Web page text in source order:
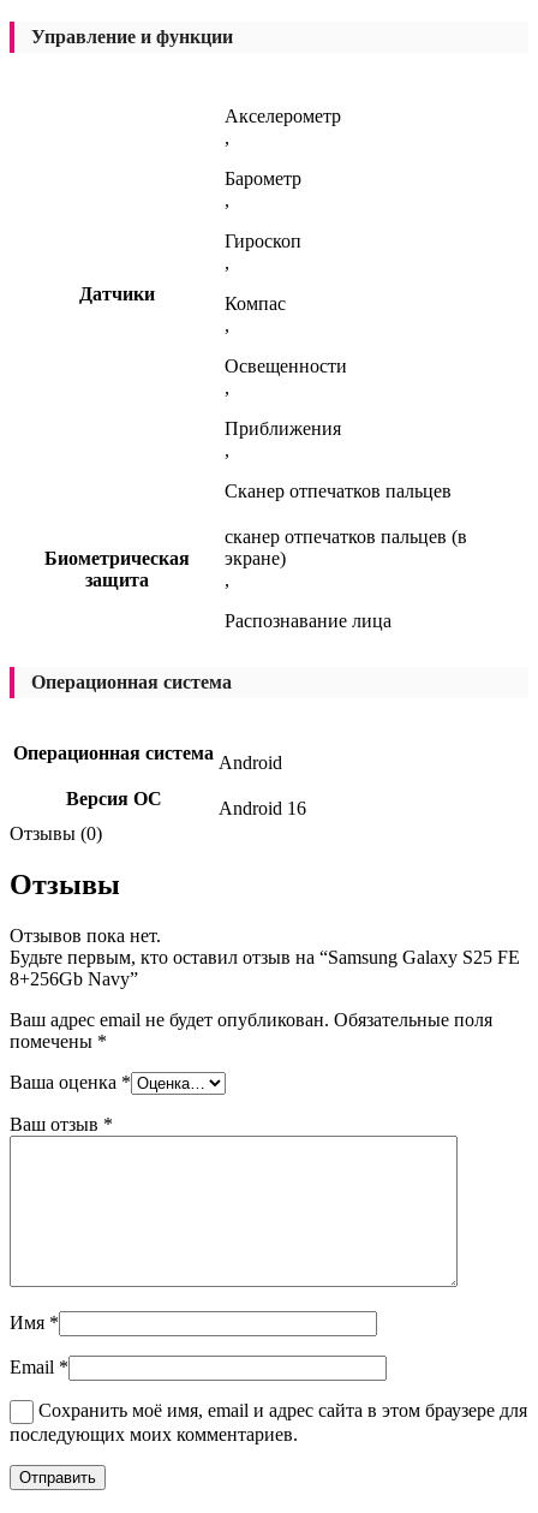
Управление и функции
Датчики
Акселерометр
,
Барометр
,
Гироскоп
,
Компас
,
Освещенности
,
Приближения
,
Сканер отпечатков пальцев
Биометрическая
защита
сканер отпечатков пальцев (в
экране)
,
Распознавание лица
Операционная система
Операционная система Android
Версия ОС
Android 16
Отзывы (0)
Отзывы
Отзывов пока нет.
Будьте первым, кто оставил отзыв на “Samsung Galaxy S25 FE
8+256Gb Navy”
Ваш адрес email не будет опубликован. Обязательные поля
помечены *
Ваша оценка *
Ваш отзыв *
Имя *
Email *
Сохранить моё имя, email и адрес сайта в этом браузере для
последующих моих комментариев.